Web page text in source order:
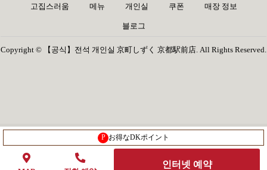
고집스러움 메뉴 개인실 쿠폰 매장 정보
블로그
Copyright © 【공식】전석 개인실 京町しずく 京都駅前店. All Rights Reserved.
P お得なDKポイント
인터넷 예약